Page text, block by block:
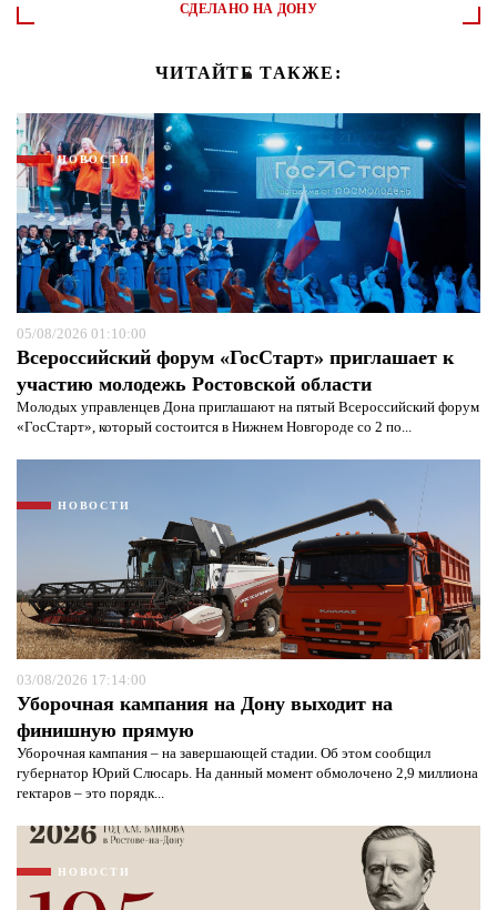
СДЕЛАНО НА ДОНУ
ЧИТАЙТЕ ТАКЖЕ:
НОВОСТИ
05/08/2026 01:10:00
Всероссийский форум «ГосСтарт» приглашает к
участию молодежь Ростовской области
Молодых управленцев Дона приглашают на пятый Всероссийский форум
«ГосСтарт», который состоится в Нижнем Новгороде со 2 по...
НОВОСТИ
03/08/2026 17:14:00
Уборочная кампания на Дону выходит на
финишную прямую
Уборочная кампания – на завершающей стадии. Об этом сообщил
губернатор Юрий Слюсарь. На данный момент обмолочено 2,9 миллиона
гектаров – это порядк...
НОВОСТИ